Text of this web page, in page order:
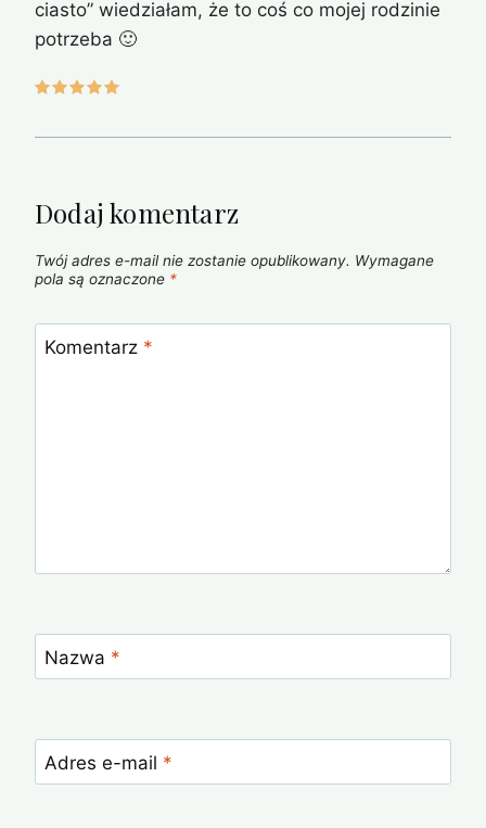
ciasto” wiedziałam, że to coś co mojej rodzinie
potrzeba 🙂
Dodaj komentarz
Twój adres e-mail nie zostanie opublikowany. Wymagane
pola są oznaczone *
Komentarz *
Nazwa *
Adres e-mail *